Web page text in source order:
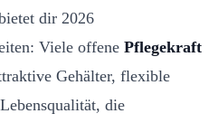
dir 2026
Viele offene Pflegekraft
Gehälter, flexible
die